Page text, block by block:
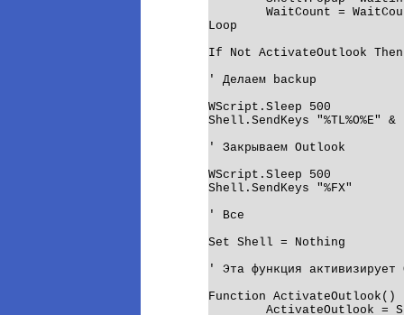
Loop
If Not ActivateOutlook
' Делаем backup
WScript.Sleep 500
Shell.SendKeys "%TL%O%E"
' Закрываем Outlook
WScript.Sleep 500
Shell.SendKeys "%FX"
' Все
Set Shell = Nothing
' Эта функция активизирует
Function ActivateOutlook()